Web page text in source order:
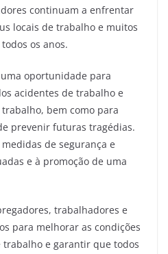
continuam a enfrentar
locais de trabalho e muitos
os anos.
oportunidade para
acidentes de trabalho e
bem como para
prevenir futuras tragédias.
de segurança e
e à promoção de uma
trabalhadores e
para melhorar as condições
trabalho e garantir que todos